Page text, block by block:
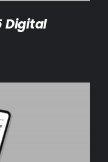
Digital